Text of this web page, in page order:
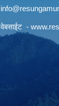
वेबसाईट -